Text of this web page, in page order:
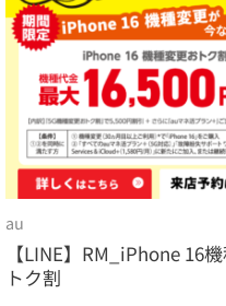
au
【LINE】RM_iPhone 16
トク割